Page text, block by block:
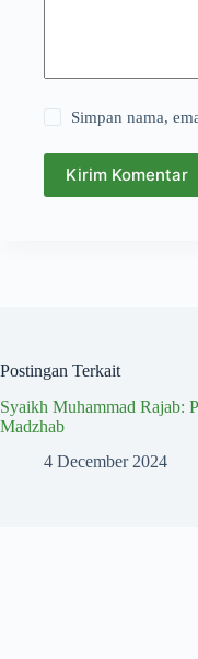
Simpan nama,
Kirim Komentar
Postingan Terkait
Syaikh Muhammad Rajab:
Madzhab
4 December 2024